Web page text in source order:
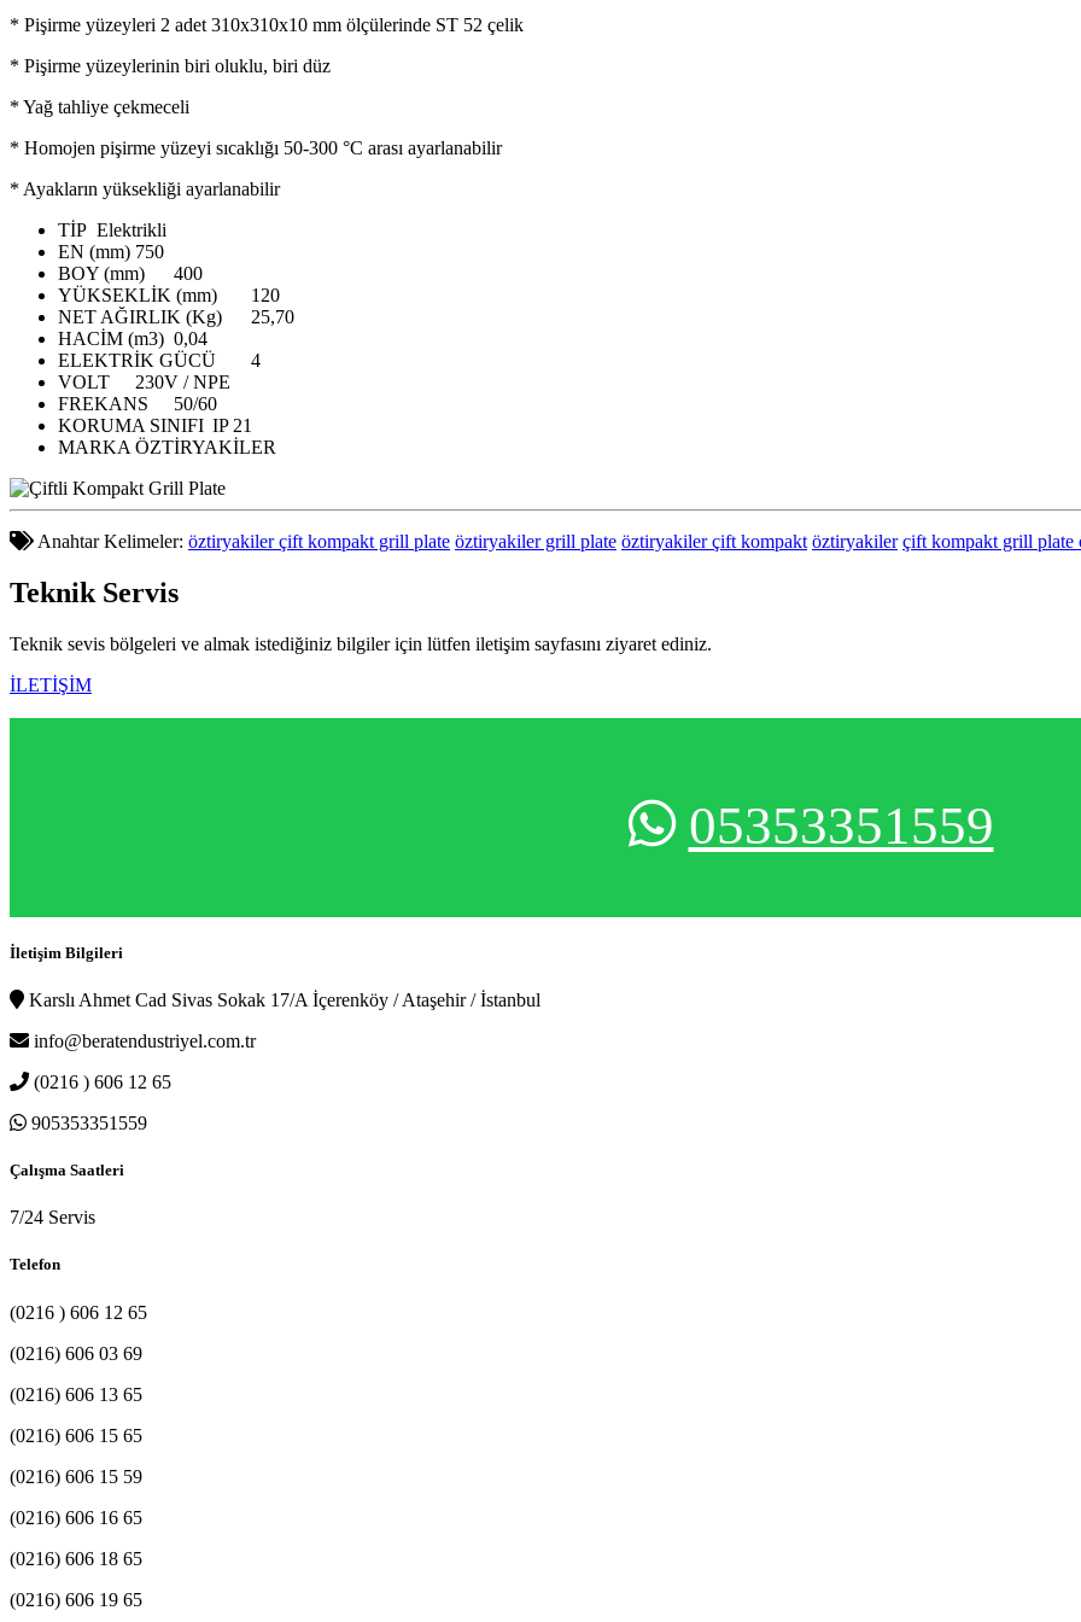
* Pişirme yüzeyleri 2 adet 310x310x10 mm ölçülerinde ST 52 çelik
* Pişirme yüzeylerinin biri oluklu, biri düz
* Yağ tahliye çekmeceli
* Homojen pişirme yüzeyi sıcaklığı 50-300 °C arası ayarlanabilir
* Ayakların yüksekliği ayarlanabilir
TİP Elektrikli
EN (mm) 750
BOY (mm)
400
YÜKSEKLİK (mm)
120
NET AĞIRLIK (Kg)
25,70
HACİM (m3) 0,04
ELEKTRİK GÜCÜ
4
VOLT
230V / NPE
FREKANS
50/60
KORUMA SINIFI IP 21
MARKA ÖZTİRYAKİLER
Anahtar Kelimeler: öztiryakiler çift kompakt grill plate öztiryakiler grill plate öztiryakiler çift kompakt öztiryakiler çift kompakt grill plate
Teknik Servis
Teknik sevis bölgeleri ve almak istediğiniz bilgiler için lütfen iletişim sayfasını ziyaret ediniz.
İLETİŞİM
05353351559
İletişim Bilgileri
Karslı Ahmet Cad Sivas Sokak 17/A İçerenköy / Ataşehir / İstanbul
info@beratendustriyel.com.tr
(0216 ) 606 12 65
905353351559
Çalışma Saatleri
7/24 Servis
Telefon
(0216 ) 606 12 65
(0216) 606 03 69
(0216) 606 13 65
(0216) 606 15 65
(0216) 606 15 59
(0216) 606 16 65
(0216) 606 18 65
(0216) 606 19 65